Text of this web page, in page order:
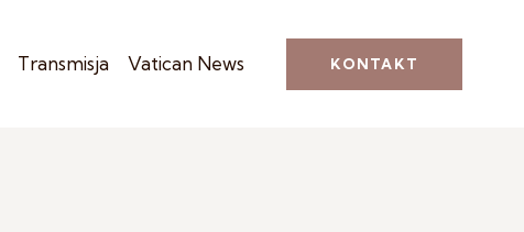
Transmisja Vatican News KONTAKT